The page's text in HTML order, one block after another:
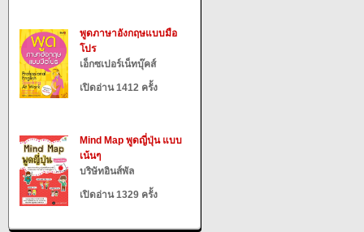
พูดภาษาอังกฤษแบบมือ
โปร
เอ็กซเปอร์เน็ทบุ๊คส์
เปิดอ่าน 1412 ครั้ง
Mind Map พูดญี่ปุ่น แบบ
เน้นๆ
บริษัทอินส์พัล
เปิดอ่าน 1329 ครั้ง